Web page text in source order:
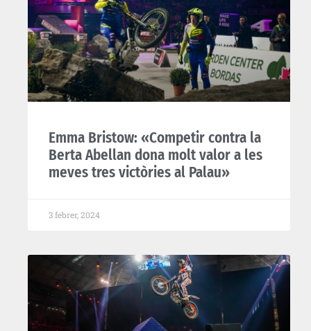
Emma Bristow: «Competir contra la
Berta Abellan dona molt valor a les
meves tres victòries al Palau»
3 febrer, 2024